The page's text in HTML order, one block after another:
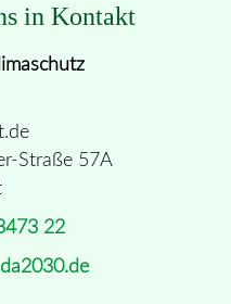
in Kontakt
Straße 57A
22